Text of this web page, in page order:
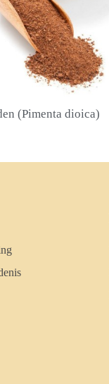
SNEL BEKIJKEN